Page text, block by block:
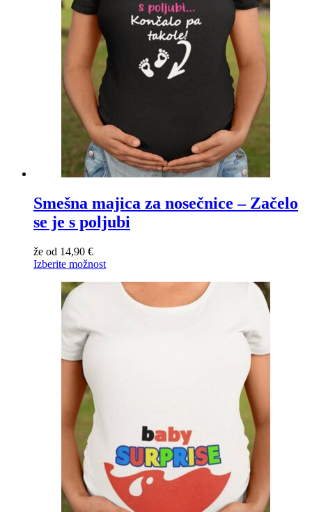
Smešna majica za nosečnice – Začelo
se je s poljubi
že od 14,90 €
Izberite možnost